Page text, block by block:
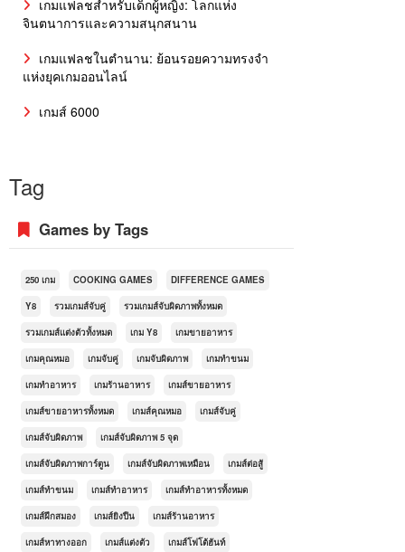
เกมแฟลชสำหรับเด็กผู้หญิง: โลกแห่ง
จินตนาการและความสนุกสนาน
เกมแฟลชในตำนาน: ย้อนรอยความทรงจำ
แห่งยุคเกมออนไลน์
เกมส์ 6000
Tag
Games by Tags
250 เกม COOKING GAMES DIFFERENCE GAMES
Y8 รวมเกมส์จับคู่ รวมเกมส์จับผิดภาพทั้งหมด
รวมเกมส์แต่งตัวทั้งหมด เกม Y8 เกมขายอาหาร
เกมคุณหมอ เกมจับคู่ เกมจับผิดภาพ เกมทำขนม
เกมทำอาหาร เกมร้านอาหาร เกมส์ขายอาหาร
เกมส์ขายอาหารทั้งหมด เกมส์คุณหมอ เกมส์จับคู่
เกมส์จับผิดภาพ เกมส์จับผิดภาพ 5 จุด
เกมส์จับผิดภาพการ์ตูน เกมส์จับผิดภาพเหมือน เกมส์ต่อสู้
เกมส์ทำขนม เกมส์ทำอาหาร เกมส์ทำอาหารทั้งหมด
เกมส์ฝึกสมอง เกมส์ยิงปืน เกมส์ร้านอาหาร
เกมส์หาทางออก เกมส์แต่งตัว เกมส์โฟโต้ฮันท์